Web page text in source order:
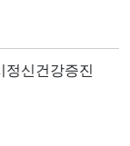
정신건강증진